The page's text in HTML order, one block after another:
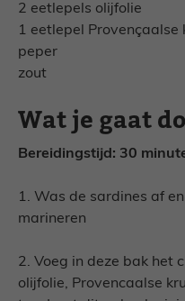
2 eetlepels olijfolie
1 eetlepel Provençaalse
peper
zout
Wat je gaat
Bereidingstijd: 30
1. Was de sardines af
marineren
2. Voeg in deze bak het
olijfolie, Provencaalse